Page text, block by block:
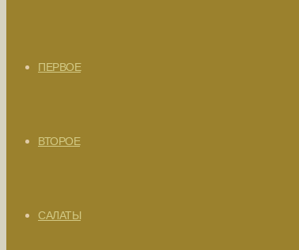
ПЕРВОЕ
ВТОРОЕ
САЛАТЫ